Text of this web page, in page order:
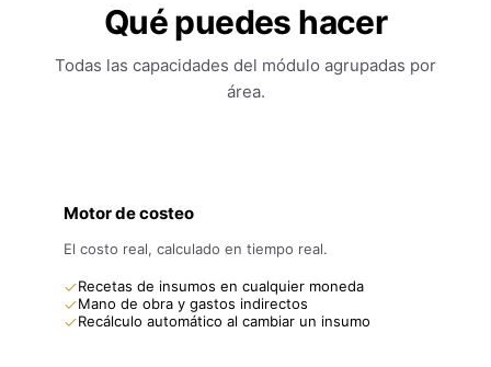
Qué puedes hacer
Todas las capacidades del módulo agrupadas por
área.
Motor de costeo
El costo real, calculado en tiempo real.
Recetas de insumos en cualquier moneda
Mano de obra y gastos indirectos
Recálculo automático al cambiar un insumo